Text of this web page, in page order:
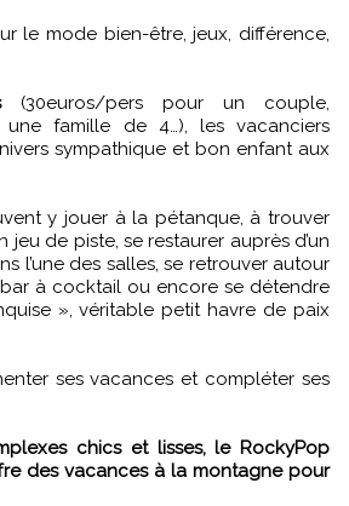
le mode bien-être, jeux, différence,
(30euros/pers pour un couple,
une famille de 4…), les vacanciers
sympathique et bon enfant aux
y jouer à la pétanque, à trouver
jeu de piste, se restaurer auprès d’un
l’une des salles, se retrouver autour
à cocktail ou encore se détendre
», véritable petit havre de paix
ses vacances et compléter ses
chics et lisses, le RockyPop
des vacances à la montagne pour